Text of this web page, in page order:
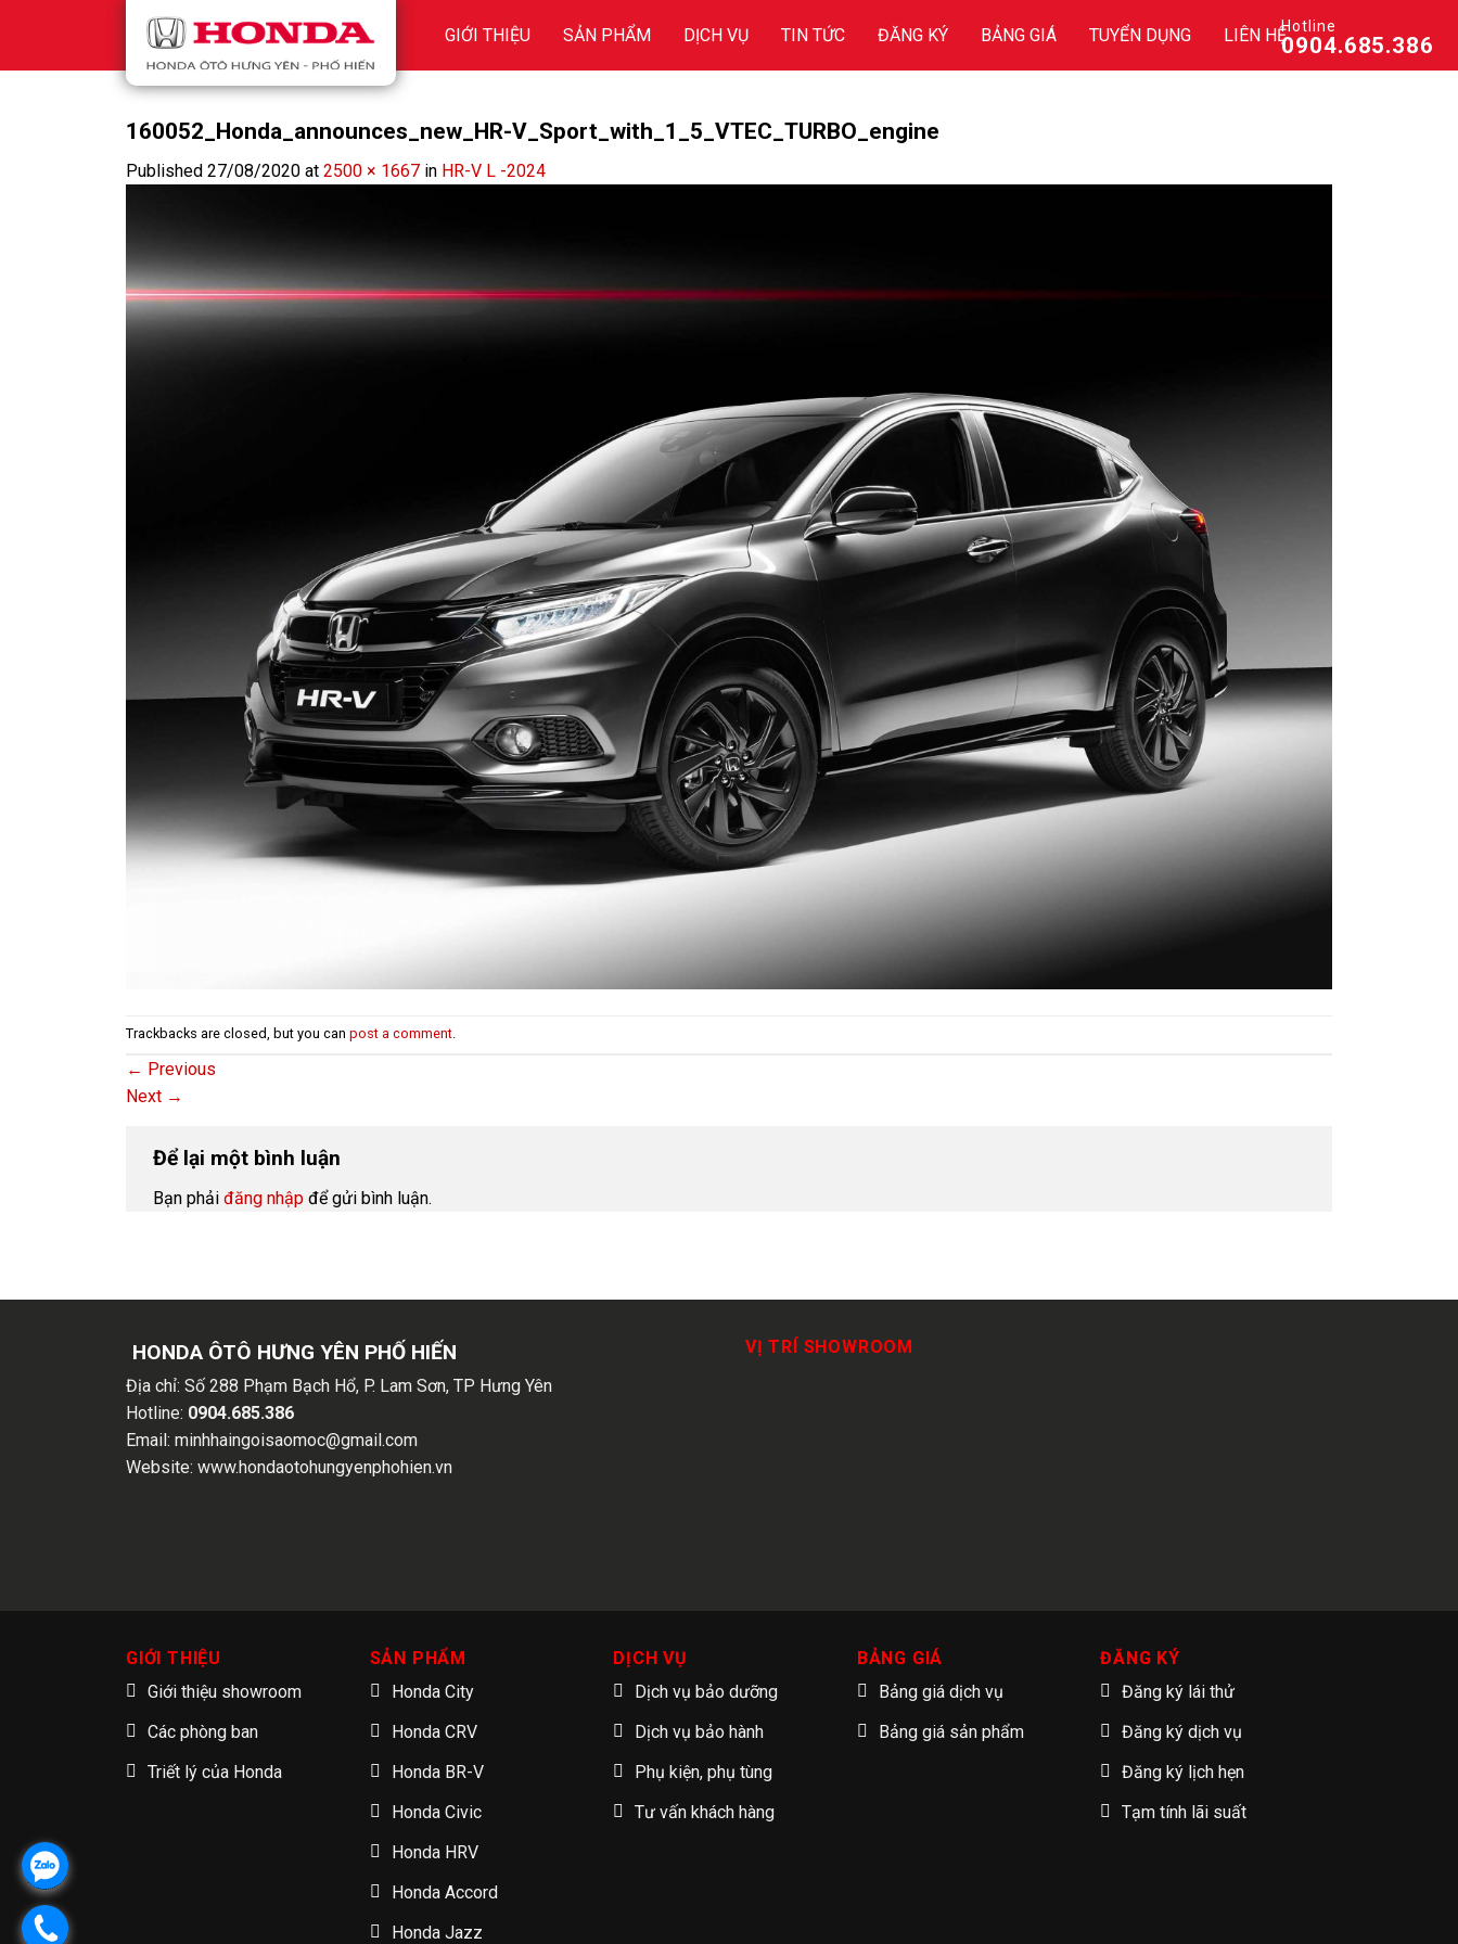
content
GIỚI THIỆU SẢN PHẨM DỊCH VỤ TIN TỨC ĐĂNG KÝ BẢNG GIÁ TUYỂN DỤNG LIÊN HỆHotline
0904.685.386
160052_Honda_announces_new_HR-V_Sport_with_1_5_VTEC_TURBO_engine
Published 27/08/2020 at 2500 × 1667 in HR-V L -2024
Trackbacks are closed, but you can post a comment.
← Previous
Next →
Để lại một bình luận
Bạn phải đăng nhập để gửi bình luận.
HONDA ÔTÔ HƯNG YÊN PHỐ HIẾN
Địa chỉ: Số 288 Phạm Bạch Hổ, P. Lam Sơn, TP Hưng Yên
Hotline: 0904.685.386
Email: minhhaingoisaomoc@gmail.com
Website: www.hondaotohungyenphohien.vn
VỊ TRÍ SHOWROOM
GIỚI THIỆU
Giới thiệu showroom
Các phòng ban
Triết lý của Honda
SẢN PHẨM
Honda City
Honda CRV
Honda BR-V
Honda Civic
Honda HRV
Honda Accord
Honda Jazz
DỊCH VỤ
Dịch vụ bảo dưỡng
Dịch vụ bảo hành
Phụ kiện, phụ tùng
Tư vấn khách hàng
BẢNG GIÁ
Bảng giá dịch vụ
Bảng giá sản phẩm
ĐĂNG KÝ
Đăng ký lái thử
Đăng ký dịch vụ
Đăng ký lịch hẹn
Tạm tính lãi suất